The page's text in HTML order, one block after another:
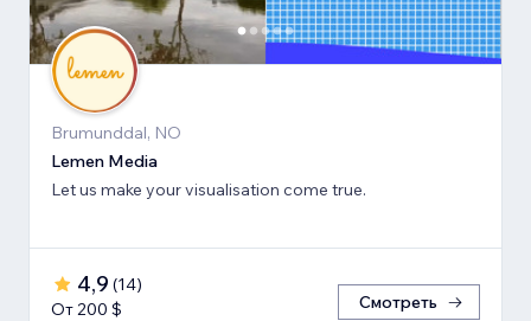
Brumunddal, NO
Lemen Media
Let us make your visualisation come true.
4,9 (14)
От 200 $
Смотреть